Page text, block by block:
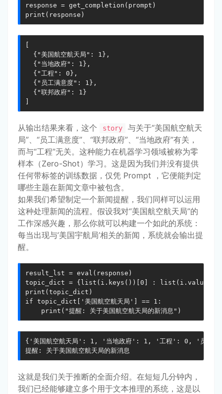
response = get_completion(prompt)
print(response)
  {"美国航空航天局": 1},
  {"当地政府": 1},
  {"工程": 0},
  {"员工满意度": 1},
  {"联邦政府": 1}
从输出结果来看，这个 story
与关于“美国航空航天
局”、“员工满意度”、“联邦政府”、“当地政府”有关，
而与“工程”无关。这种能力在机器学习领域被称为零
样本（Zero-Shot）学习。这是因为我们并没有提供
任何带标签的训练数据，仅凭 Prompt ，它便能判定
哪些主题在新闻文章中被包含。
如果我们希望制定一个新闻提醒，我们同样可以运用
这种处理新闻的流程。假设我对“美国航空航天局”的
工作深感兴趣，那么你就可以构建一个如此的系统：
每当出现与’美国宇航局’相关的新闻，系统就会输出提
醒。
result_lst = eval(response)
topic_dict = {list(i.keys())[0] :
print(topic_dict)
if topic_dict['美国航空航天局'] == 1:
    print("提醒: 关于美国航空航天局的新消息")
{'美国航空航天局': 1, '当地政府': 1, '工程': 0, '员工
提醒: 关于美国航空航天局的新消息
这就是我们关于推断的全面介绍。在短短几分钟内，
我们已经能够建立多个用于文本推理的系统，这是以